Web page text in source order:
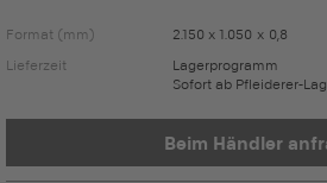
Format (mm)
2.150 x 1.050 x 0,8
Lieferzeit
Lagerprogramm
Sofort ab Pfleiderer-
Beim Händler